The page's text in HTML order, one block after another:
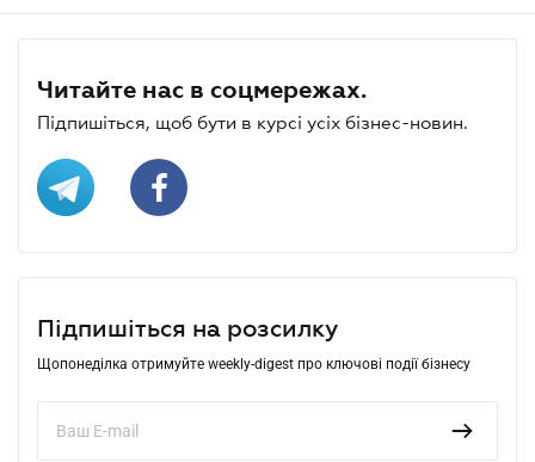
Читайте нас в соцмережах.
Підпишіться, щоб бути в курсі усіх бізнес-новин.
Підпишіться на розсилку
Щопонеділка отримуйте weekly-digest про ключові події бізнесу